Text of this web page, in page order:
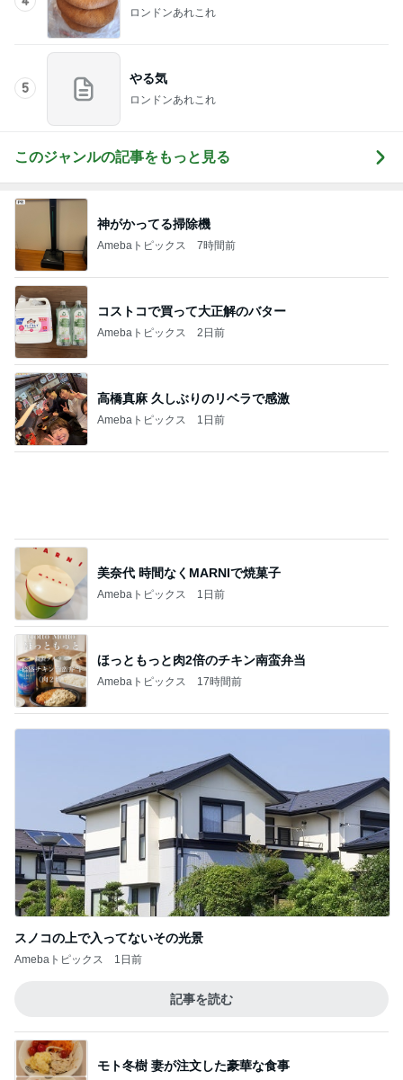
高橋真麻 久しぶりのリベラで感激
Amebaトピックス
Amebaトピックス 1日前
ほっともっと肉2倍のチキン南蛮弁当
Amebaトピックス 17時間前
モト冬樹 妻が注文した豪華な食事
1日前
あちこちに出現した蝉の穴と抜け殻
不思議なくらい楽しみな40代
Amebaトピックス 2日前
我が家のクレーンゲームの戦利品
Amebaトピックス 10時間前